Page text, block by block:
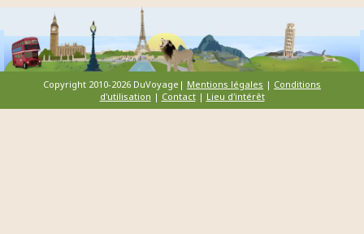
Copyright 2010-2026 DuVoyage| Mentions légales | Conditions
d'utilisation | Contact| Lieu d'intérêt